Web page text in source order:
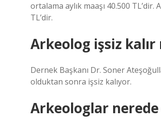
ortalama aylık maaşı 40.500
TL’dir.
Arkeolog işsiz kalır
Dernek Başkanı Dr. Soner
olduktan sonra işsiz kalıyor.
Arkeologlar nerede